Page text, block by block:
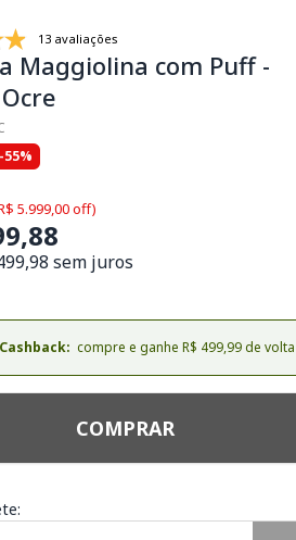
13 avaliações
Maggiolina com Puff -
-55%
5.999,00 off)
sem juros
Cashback: compre e ganhe R$ 499,99 de volta
COMPRAR